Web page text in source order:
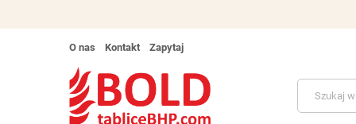
O nas Kontakt Zapytaj